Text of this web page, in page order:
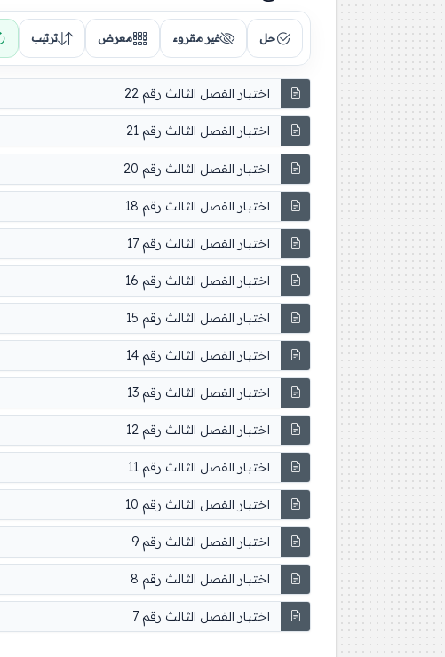
حل غير مقروء معرض ترتيب
اختبار الفصل الثالث رقم 22
اختبار الفصل الثالث رقم 21
اختبار الفصل الثالث رقم 20
اختبار الفصل الثالث رقم 18
اختبار الفصل الثالث رقم 17
اختبار الفصل الثالث رقم 16
اختبار الفصل الثالث رقم 15
اختبار الفصل الثالث رقم 14
اختبار الفصل الثالث رقم 13
اختبار الفصل الثالث رقم 12
اختبار الفصل الثالث رقم 11
اختبار الفصل الثالث رقم 10
اختبار الفصل الثالث رقم 9
اختبار الفصل الثالث رقم 8
اختبار الفصل الثالث رقم 7